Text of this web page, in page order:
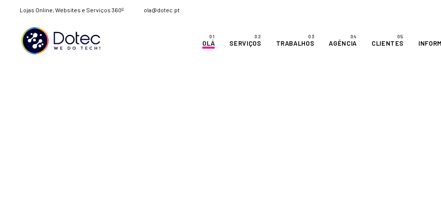
Lojas Online, Websites e Serviços 360º ola@dotec.pt
OLÁ SERVIÇOS TRABALHOS AGÊNCIA CLIENTES